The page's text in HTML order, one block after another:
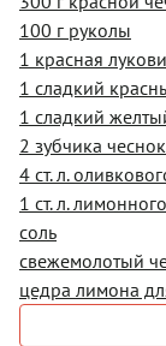
100 г руколы
1 красная
1 сладкий
1 сладкий
2 зубчика
4 ст. л.
1 ст. л.
соль
свежемолотый
цедра лимона